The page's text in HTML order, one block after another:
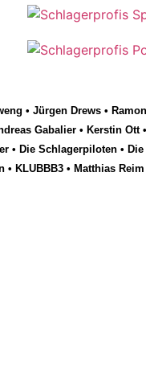
• Jürgen Drews •
Gabalier • Kerstin Ott•
• Die Schlagerpiloten •
• KLUBBB3 • Matthias Reim